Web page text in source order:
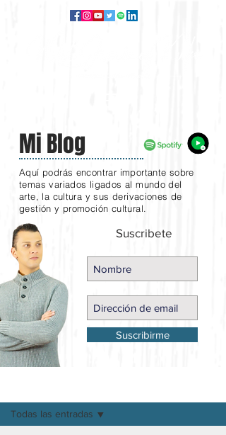
Mi Blog
Aquí podrás encontrar importante sobre
temas variados ligados al mundo del
arte, la cultura y sus derivaciones de
gestión y promoción cultural.
Suscribete
Suscribirme
Todas las entradas